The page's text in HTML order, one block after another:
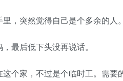
突然觉得自己是个多余的人。
后低下头没再说话。
家，不过是个临时工。需要